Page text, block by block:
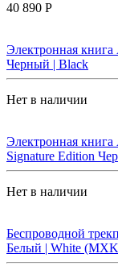
40 890 Р
Электронная
Черный | Black
Нет в наличии
Электронная
Signature Edition
Нет в наличии
Беспроводной
Белый | White